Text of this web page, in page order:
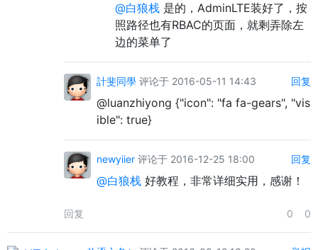
@白狼栈 是的，AdminLTE装好了，按
照路径也有RBAC的页面，就剩弄除左
边的菜单了
計斐同學 评论于 2016-05-11 14:43 回复
@luanzhiyong {"icon": "fa fa-gears", "vis
ible": true}
newyiier 评论于 2016-12-25 18:00 回复
@白狼栈 好教程，非常详细实用，感谢！
回复 0 0